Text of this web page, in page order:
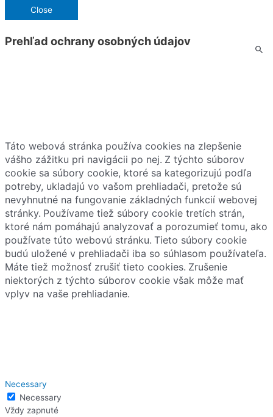
Close
Prehľad ochrany osobných údajov
Táto webová stránka používa cookies na zlepšenie
vášho zážitku pri navigácii po nej. Z týchto súborov
cookie sa súbory cookie, ktoré sa kategorizujú podľa
potreby, ukladajú vo vašom prehliadači, pretože sú
nevyhnutné na fungovanie základných funkcií webovej
stránky. Používame tiež súbory cookie tretích strán,
ktoré nám pomáhajú analyzovať a porozumieť tomu, ako
používate túto webovú stránku. Tieto súbory cookie
budú uložené v prehliadači iba so súhlasom používateľa.
Máte tiež možnosť zrušiť tieto cookies. Zrušenie
niektorých z týchto súborov cookie však môže mať
vplyv na vaše prehliadanie.
Necessary
Necessary
Vždy zapnuté